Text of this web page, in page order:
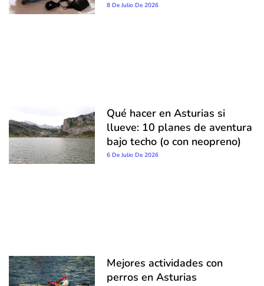
8 De Julio De 2026
Qué hacer en Asturias si
llueve: 10 planes de aventura
bajo techo (o con neopreno)
6 De Julio De 2026
Mejores actividades con
perros en Asturias